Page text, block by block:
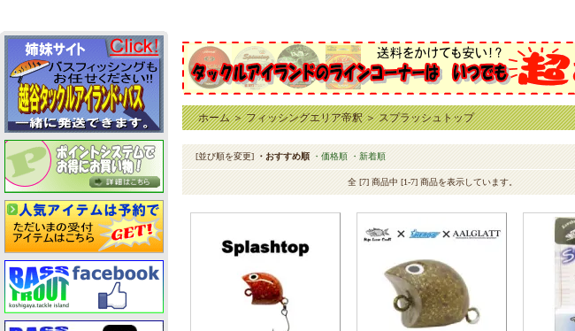
ホーム＞フィッシングエリア帝釈＞スプラッシュトップ
[並び順を変更] ・おすすめ順 ・価格順 ・新着順
全 [7] 商品中 [1-7] 商品を表示しています。